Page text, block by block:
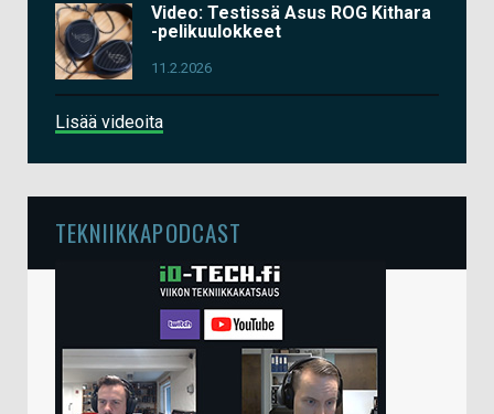
Video: Testissä Asus ROG Kithara
-pelikuulokkeet
11.2.2026
Lisää videoita
TEKNIIKKAPODCAST